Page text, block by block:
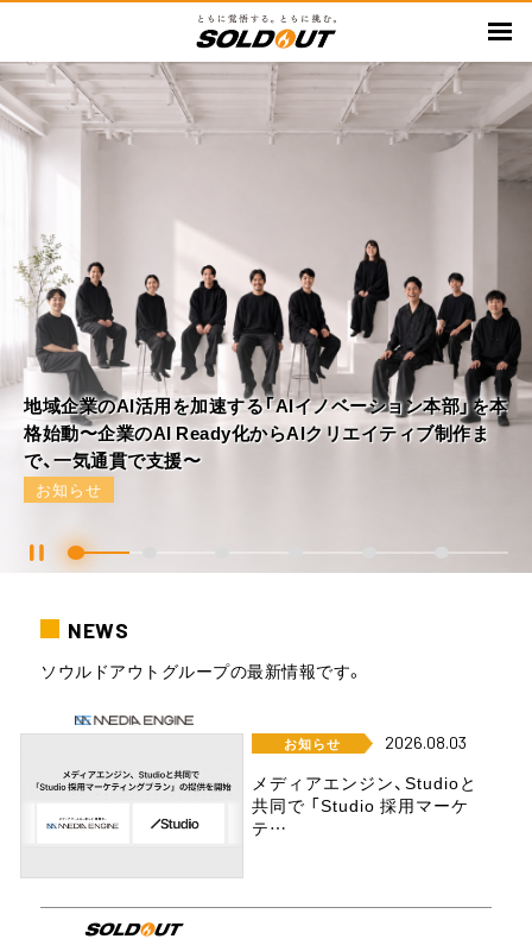
ン
コ
ン
地域企業のAI活用を加速する「AIイノベーション本部」を本
格始動〜企業のAI Ready化からAIクリエイティブ制作ま
で、一気通貫で支援〜
お知らせ
NEWS
ソウルドアウトグループの最新情報です。
お知らせ 2026.08.03
メディアエンジン、Studioと
共同で 「Studio 採用マーケ
テ…